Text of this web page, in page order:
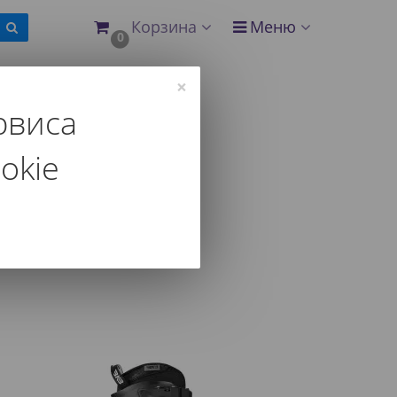
0 Корзина Меню
8
другим параметрам.
×